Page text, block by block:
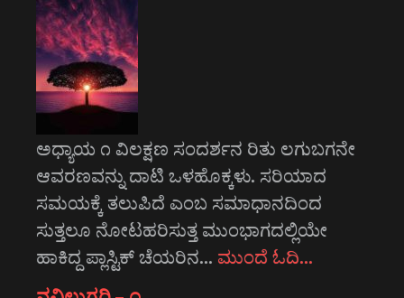
ಅಧ್ಯಾಯ ೧ ವಿಲಕ್ಷಣ ಸಂದರ್ಶನ ರಿತು ಲಗುಬಗನೇ
ಆವರಣವನ್ನು ದಾಟಿ ಒಳಹೊಕ್ಕಳು. ಸರಿಯಾದ
ಸಮಯಕ್ಕೆ ತಲುಪಿದೆ ಎಂಬ ಸಮಾಧಾನದಿಂದ
ಸುತ್ತಲೂ ನೋಟಹರಿಸುತ್ತ ಮುಂಭಾಗದಲ್ಲಿಯೇ
ಹಾಕಿದ್ದ ಪ್ಲಾಸ್ಟಿಕ್ ಚೆಯರಿನ… ಮುಂದೆ ಓದಿ…